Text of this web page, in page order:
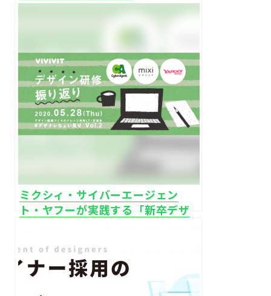
ミクシィ・サイバーエージェン
ト・ヤフーが実践する「新卒デザ